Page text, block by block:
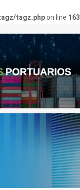
tagz.phpon line 163